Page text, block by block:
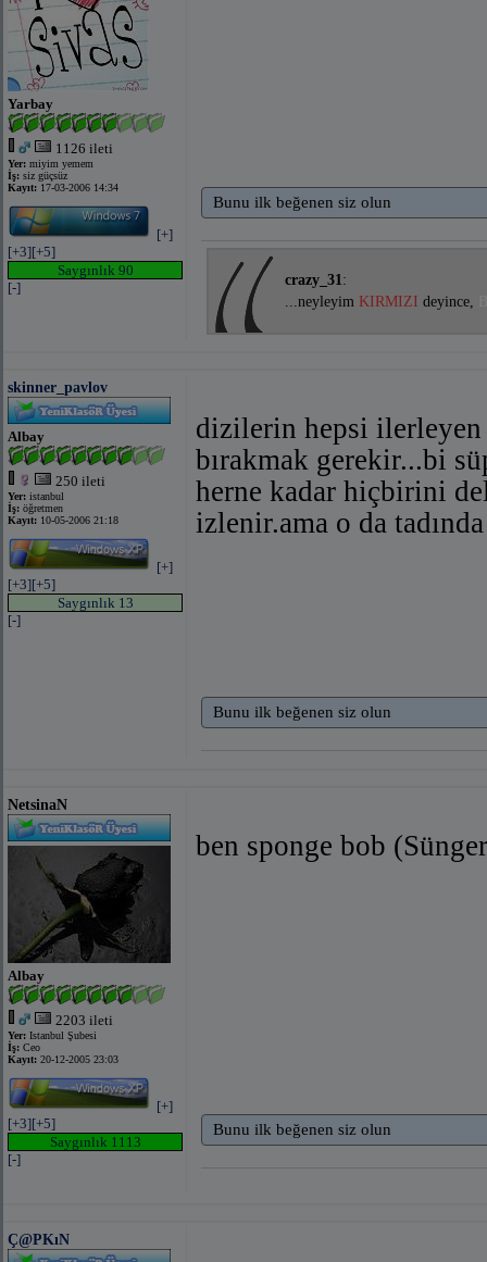
Yarbay
1126 ileti
Yer: miyim yemem
İş: siz güçsüz
Kayıt: 17-03-2006 14:34
[+]
[+3][+5]
Saygınlık 90
[-]
Bunu ilk beğenen siz olun
crazy_31 :
...neyleyim KIRMIZI deyince,
skinner_pavlov
Albay
250 ileti
Yer: istanbul
İş: öğretmen
Kayıt: 10-05-2006 21:18
[+]
[+3][+5]
Saygınlık 13
[-]
dizilerin hepsi ilerleyen
bırakmak gerekir...bi
herne kadar hiçbirini
izlenir.ama o da
Bunu ilk beğenen siz olun
NetsinaN
Albay
2203 ileti
Yer: Istanbul Şubesi
İş: Ceo
Kayıt: 20-12-2005 23:03
[+]
[+3][+5]
Saygınlık 1113
[-]
ben sponge bob
Bunu ilk beğenen siz olun
Ç@PKıN